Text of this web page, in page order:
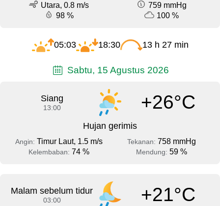
Utara, 0.8 m/s
759 mmHg
98 %
100 %
05:03 18:30 13 h 27 min
Sabtu, 15 Agustus 2026
Siang
13:00 +26°C
Hujan gerimis
Angin: Timur Laut, 1.5 m/s Tekanan: 758 mmHg
Kelembaban: 74 % Mendung: 59 %
Malam sebelum tidur
03:00 +21°C